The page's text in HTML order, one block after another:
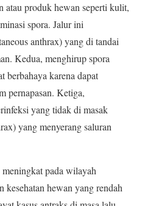
atau produk hewan seperti kulit,
spora. Jalur ini
anthrax) yang di tandai
Kedua, menghirup spora
berbahaya karena dapat
pernapasan. Ketiga,
yang tidak di masak
yang menyerang saluran
pada wilayah
kesehatan hewan yang rendah